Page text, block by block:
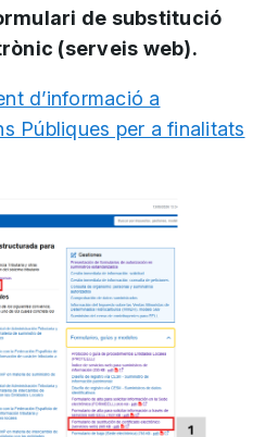
de substitució
(serveis web).
d’informació a
Públiques per a finalitats